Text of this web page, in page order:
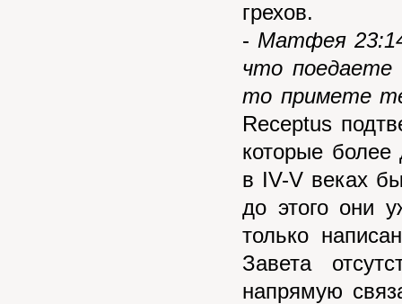
грехов.
- Матфея
что поедаете
то примете
Receptus
которые более
в IV-V веках
до этого они
только
Завета
напрямую